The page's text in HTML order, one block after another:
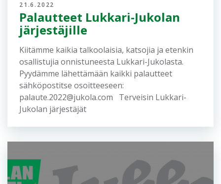
21.6.2022
Palautteet Lukkari-Jukolan
järjestäjille
Kiitämme kaikia talkoolaisia, katsojia ja etenkin
osallistujia onnistuneesta Lukkari-Jukolasta.
Pyydämme lähettämään kaikki palautteet
sähköpostitse osoitteeseen:
palaute.2022@jukola.com Terveisin Lukkari-
Jukolan järjestäjät